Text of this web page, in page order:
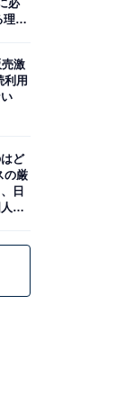
必
理想
売激
利用
ど
の厳
日
政